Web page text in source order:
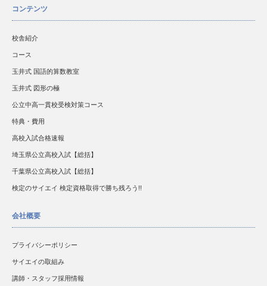
コンテンツ
校舎紹介
コース
玉井式 国語的算数教室
玉井式 図形の極
公立中高一貫校受検対策コース
特典・費用
高校入試合格速報
埼玉県公立高校入試【総括】
千葉県公立高校入試【総括】
検定のサイエイ 検定資格取得で勝ち残ろう!!
会社概要
プライバシーポリシー
サイエイの取組み
講師・スタッフ採用情報